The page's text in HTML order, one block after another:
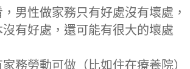
男性做家務只有好處沒有壞處，
有好處，還可能有很大的壞處
務勞動可做（比如住在療養院）